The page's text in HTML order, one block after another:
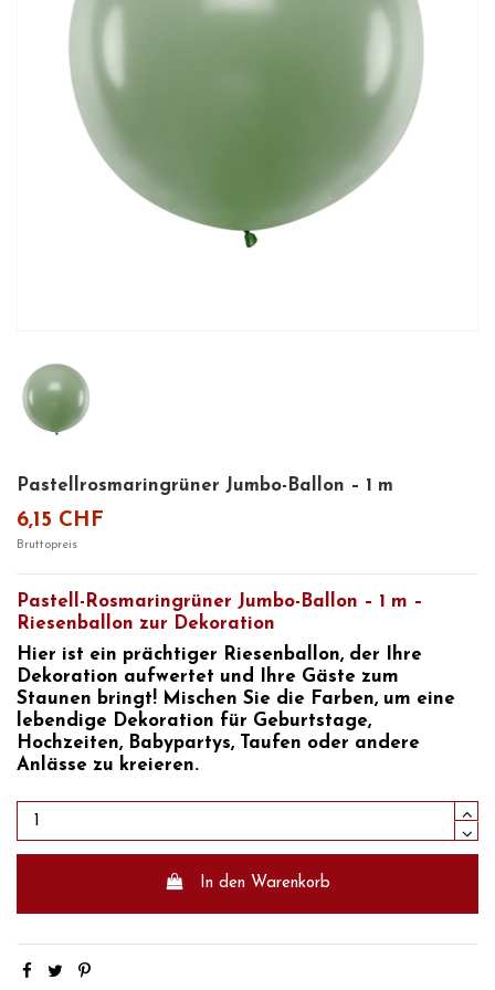
Pastellrosmaringrüner Jumbo-Ballon – 1 m
6,15 CHF
Bruttopreis
Pastell-Rosmaringrüner Jumbo-Ballon – 1 m –
Riesenballon zur Dekoration
Hier ist ein prächtiger Riesenballon, der Ihre
Dekoration aufwertet und Ihre Gäste zum
Staunen bringt! Mischen Sie die Farben, um eine
lebendige Dekoration für Geburtstage,
Hochzeiten, Babypartys, Taufen oder andere
Anlässe zu kreieren.
In den Warenkorb